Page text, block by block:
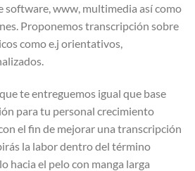
software, www, multimedia así­ como
Proponemos transcripción sobre
como e.j orientativos,
te entreguemos igual que base
para tu personal crecimiento
el fin de mejorar una transcripción
la labor dentro del término
hacia el pelo con manga larga